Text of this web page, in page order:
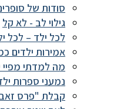
סודות של
גילוי לב - לא קל
לכל ילד – לכל
אמירות ילדים
מה למדתי מפיי
נמעני ספרות
קבלת "פרס